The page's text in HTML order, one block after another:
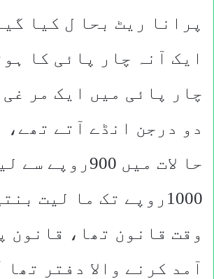
ایک آنہ چار پائی کا
چار پائی میں ایک مر
دو درجن انڈے آتے تھے،
حا لات میں 900روپے
1000روپے تک ما لیت
وقت قانون تھا، قانون
آمد کرنے والا دفتر تھا